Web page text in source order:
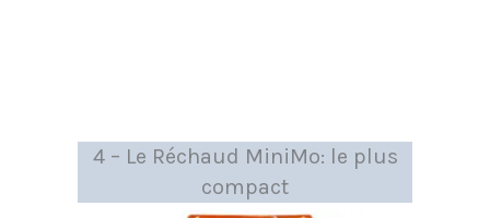
4 – Le Réchaud MiniMo: le plus
compact